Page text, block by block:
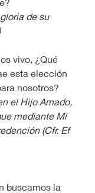
de su
vivo, ¿Qué
esta elección
nosotros?
el Hijo Amado,
mediante Mi
(Cfr. Ef
buscamos la